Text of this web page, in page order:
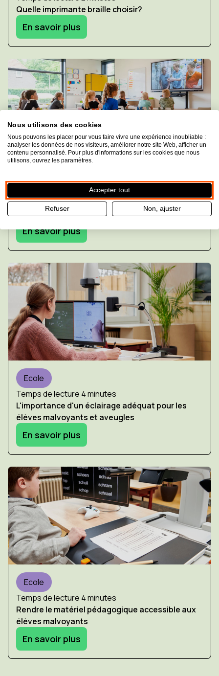
Quelle imprimante braille choisir?
En savoir plus
Temps de lecture 4 minutes
L'aménagement idéal d'une classe pour élèves
malvoyants et aveugles
En savoir plus
Ecole
Temps de lecture 4 minutes
L'importance d'un éclairage adéquat pour les
élèves malvoyants et aveugles
En savoir plus
Ecole
Temps de lecture 4 minutes
Rendre le matériel pédagogique accessible aux
élèves malvoyants
En savoir plus
Nous utilisons des cookies
Nous pouvons les placer pour vous faire vivre une expérience inoubliable :
analyser les données de nos visiteurs, améliorer notre site Web, afficher un
contenu personnalisé. Pour plus d'informations sur les cookies que nous
utilisons, ouvrez les paramètres.
Accepter tout
Refuser Non, ajuster